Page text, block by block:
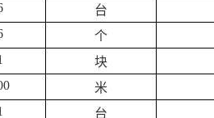
台
个
块
米
台